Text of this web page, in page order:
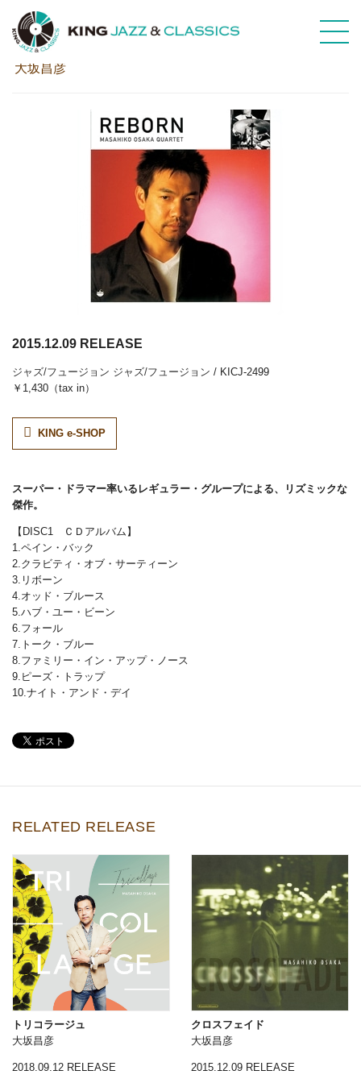
リボーン
大坂昌彦
2015.12.09 RELEASE
ジャズ/フュージョン ジャズ/フュージョン / KICJ-2499
￥1,430（tax in）
KING e-SHOP
スーパー・ドラマー率いるレギュラー・グループによる、リズミックな
傑作。
【DISC1 ＣＤアルバム】
1.ペイン・バック
2.クラビティ・オブ・サーティーン
3.リボーン
4.オッド・ブルース
5.ハブ・ユー・ビーン
6.フォール
7.トーク・ブルー
8.ファミリー・イン・アップ・ノース
9.ピーズ・トラップ
10.ナイト・アンド・デイ
RELATED RELEASE
トリコラージュ
大坂昌彦
2018.09.12 RELEASE
クロスフェイド
大坂昌彦
2015.12.09 RELEASE